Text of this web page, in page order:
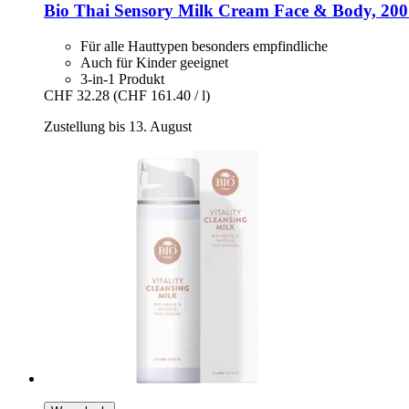
Bio Thai Sensory Milk Cream Face & Body,
Für alle Hauttypen besonders empfindliche
Auch für Kinder geeignet
3-in-1 Produkt
CHF 32.28 (CHF 161.40 / l)
Zustellung bis 13. August